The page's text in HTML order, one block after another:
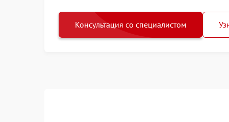
Консультация со специалистом